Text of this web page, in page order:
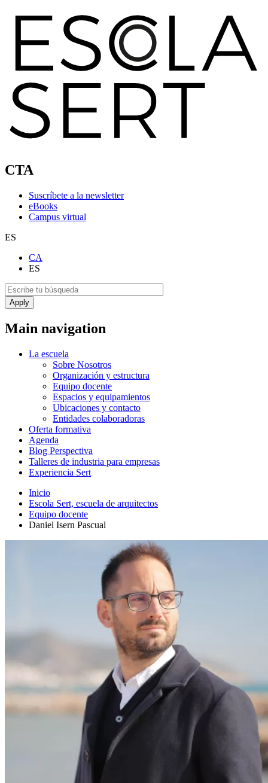
CTA
Suscríbete a la newsletter
eBooks
Campus virtual
ES
CA
ES
Main navigation
La escuela
Sobre Nosotros
Organización y estructura
Equipo docente
Espacios y equipamientos
Ubicaciones y contacto
Entidades colaboradoras
Oferta formativa
Agenda
Blog Perspectiva
Talleres de industria para empresas
Experiencia Sert
Inicio
Escola Sert, escuela de arquitectos
Equipo docente
Daniel Isern Pascual